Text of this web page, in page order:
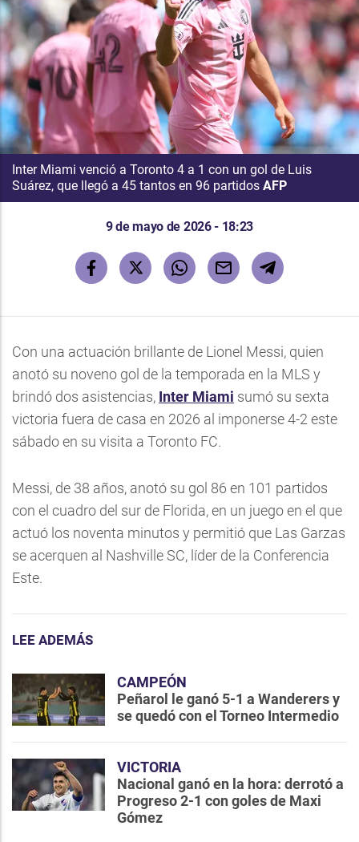
Inter Miami venció a Toronto 4 a 1 con un gol de Luis
Suárez, que llegó a 45 tantos en 96 partidos AFP
9 de mayo de 2026 - 18:23
Con una actuación brillante de Lionel Messi, quien
anotó su noveno gol de la temporada en la MLS y
brindó dos asistencias, Inter Miami sumó su sexta
victoria fuera de casa en 2026 al imponerse 4-2 este
sábado en su visita a Toronto FC.
Messi, de 38 años, anotó su gol 86 en 101 partidos
con el cuadro del sur de Florida, en un juego en el que
actuó los noventa minutos y permitió que Las Garzas
se acerquen al Nashville SC, líder de la Conferencia
Este.
LEE ADEMÁS
CAMPEÓN
Peñarol le ganó 5-1 a Wanderers y
se quedó con el Torneo Intermedio
VICTORIA
Nacional ganó en la hora: derrotó a
Progreso 2-1 con goles de Maxi
Gómez